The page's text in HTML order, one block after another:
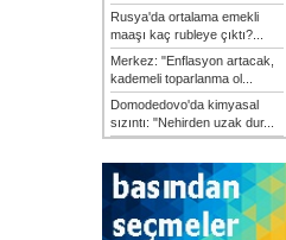
Rusya'da ortalama emekli
maaşı kaç rubleye çıktı?...
Merkez: "Enflasyon artacak,
kademeli toparlanma ol...
Domodedovo'da kimyasal
sızıntı: "Nehirden uzak dur...